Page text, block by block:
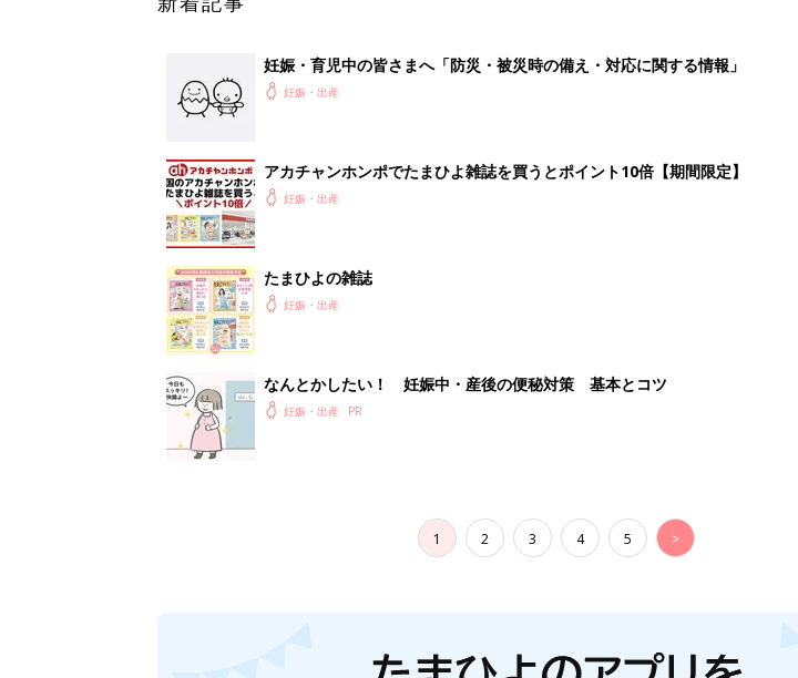
妊娠・育児中の皆さまへ「防災・被災時の備え・対応に関する情報」
妊娠・出産
アカチャンホンポでたまひよ雑誌を買うとポイント10倍【期間限定】
妊娠・出産
たまひよの雑誌
妊娠・出産
なんとかしたい！ 妊娠中・産後の便秘対策 基本とコツ
妊娠・出産
1 2 3 4 5 >